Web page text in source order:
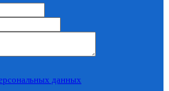
данных